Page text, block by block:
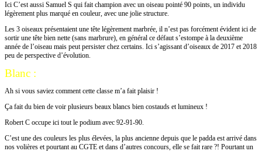
Ici C’est aussi Samuel S qui fait champion avec un oiseau pointé 90 points, un individu
légèrement plus marqué en couleur, avec une jolie structure.
Les 3 oiseaux présentaient une tête légèrement marbrée, il n’est pas forcément évident ici de
sortir une tête bien nette (sans marbrure), en général ce défaut s’estompe à la deuxième
année de l’oiseau mais peut persister chez certains. Ici s’agissant d’oiseaux de 2017 et 2018
peu de perspective d’évolution.
Blanc :
Ah si vous saviez comment cette classe m’a fait plaisir !
Ça fait du bien de voir plusieurs beaux blancs bien costauds et lumineux !
Robert C occupe ici tout le podium avec 92-91-90.
C’est une des couleurs les plus élevées, la plus ancienne depuis que le padda est arrivé dans
nos volières et pourtant au CGTE et dans d’autres concours, elle se fait rare ?! Pourtant un